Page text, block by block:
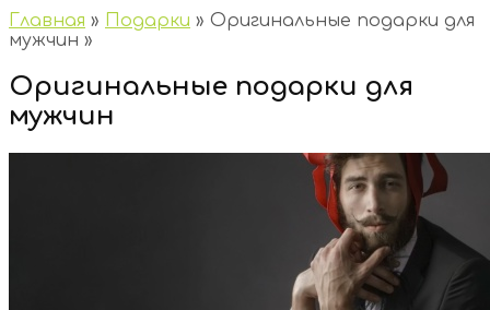
Главная » Подарки » Оригинальные подарки для
мужчин »
Оригинальные подарки для
мужчин